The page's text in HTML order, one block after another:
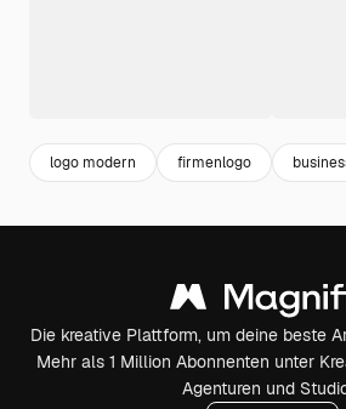
logo modern firmenlogo
Die kreative Plattform, um deine beste
Mehr als 1 Million Abonnenten unter
Agenturen und